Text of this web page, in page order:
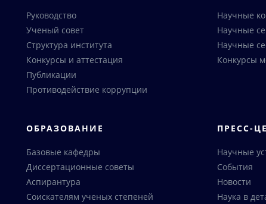
Руководство
Ученый совет
Структура института
Конкурсы и аттестация
Публикации
Противодействие коррупции
Научные
Научные
Научные
Конкурсы
ОБРАЗОВАНИЕ
Базовые кафедры
Диссертационные советы
Аспирантура
Соискателям ученых степеней
ПРЕСС-
Научные
События
Новости
Наука в